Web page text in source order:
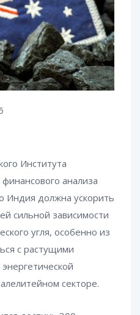
Института
анализа
Индия должна ускорить
сильной зависимости
угля, особенно из
с растущими
секторе.